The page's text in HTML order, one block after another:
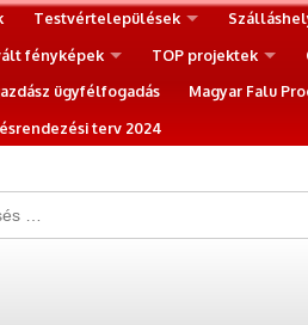
Testvértelepülések
fényképek TOP projektek
ügyfélfogadás Magyar Falu
terv 2024